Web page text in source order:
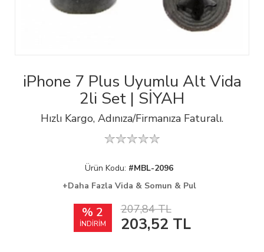
iPhone 7 Plus Uyumlu Alt Vida
2li Set | SİYAH
Hızlı Kargo, Adınıza/Firmanıza Faturalı.
Ürün Kodu: #MBL-2096
+Daha Fazla Vida & Somun & Pul
% 2
İNDİRİM
207,84 TL
203,52 TL